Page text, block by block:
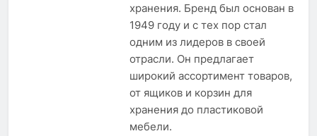
хранения. Бренд был основан в
1949 году и с тех пор стал
одним из лидеров в своей
отрасли. Он предлагает
широкий ассортимент товаров,
от ящиков и корзин для
хранения до пластиковой
мебели.